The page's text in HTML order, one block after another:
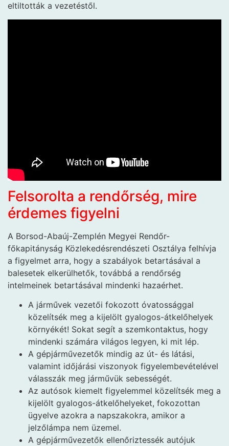
eltiltották a vezetéstől.
Felsorolta a rendőrség, mire
érdemes figyelni
A Borsod-Abaúj-Zemplén Megyei Rendőr-
főkapitányság Közlekedésrendészeti Osztálya felhívja
a figyelmet arra, hogy a szabályok betartásával a
balesetek elkerülhetők, továbbá a rendőrség
intelmeinek betartásával mindenki hazaérhet.
A járművek vezetői fokozott óvatossággal
közelítsék meg a kijelölt gyalogos-átkelőhelyek
környékét! Sokat segít a szemkontaktus, hogy
mindenki számára világos legyen, ki mit lép.
A gépjárművezetők mindig az út- és látási,
valamint időjárási viszonyok figyelembevételével
válasszák meg járművük sebességét.
Az autósok kiemelt figyelemmel közelítsék meg a
kijelölt gyalogos-átkelőhelyeket, fokozottan
ügyelve azokra a napszakokra, amikor a
jelzőlámpa nem üzemel.
A gépjárművezetők ellenőriztessék autójuk